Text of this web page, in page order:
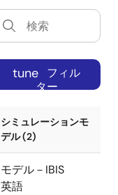
tune
フィル
ター
シミュレーションモ
デル (2)
モデル－IBIS
英語